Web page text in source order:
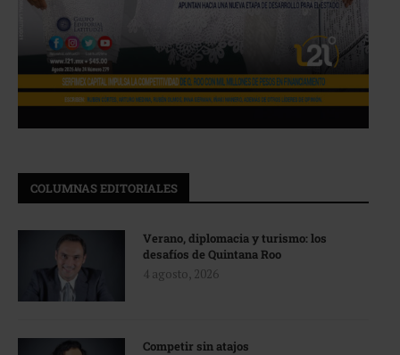
COLUMNAS EDITORIALES
Verano, diplomacia y turismo: los
desafíos de Quintana Roo
4 agosto, 2026
Competir sin atajos